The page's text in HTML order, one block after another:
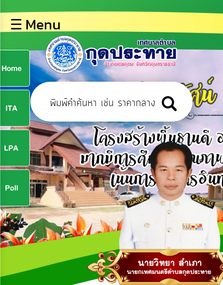
หลัก
ข้อมูล
พื้น
ฐาน
บุคลากร
ข่าว
ประชาสัมพันธ์
การ
ปฏิสัมพันธ์
ข้อมูล
รับ
ฟัง
ความ
คิด
เห็น
แผน
☰ Menu